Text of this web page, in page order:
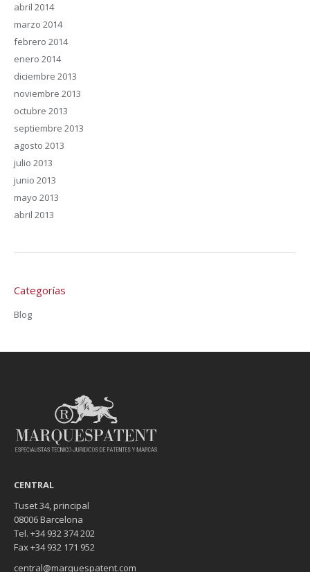
abril 2014
marzo 2014
febrero 2014
enero 2014
diciembre 2013
noviembre 2013
octubre 2013
septiembre 2013
agosto 2013
julio 2013
junio 2013
mayo 2013
abril 2013
Categorías
Blog
CENTRAL
Tuset 34, principal
08006 Barcelona
Tel. +34 932 374 202
Fax +34 932 171 952
central@marquespatent.com